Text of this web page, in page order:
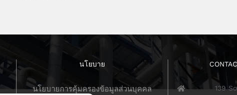
นโยบาย
นโยบายการคุ้มครองข้อมูลส่วนบุคคล
139